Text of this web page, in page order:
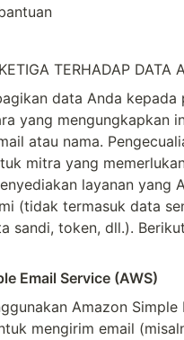
TERHADAP DATA
data Anda kepada
yang mengungkapkan
atau nama.
mitra yang
layanan yang
(tidak termasuk data
sandi, token, dll.). Berikut
Email Service (AWS)
Amazon Simple
mengirim email